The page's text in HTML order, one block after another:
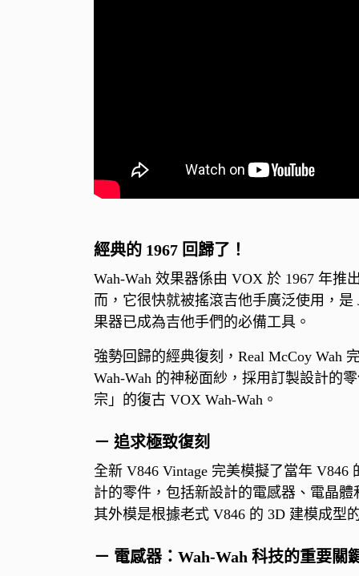
經典的 1967 回歸了！
Wah-Wah 效果器係由 VOX 於 1967 年
而，它很快就被搖滾吉他手廣泛使用，
果器已成為吉他手們的必備工具。
強勢回歸的經典復刻，Real McCoy Wah
Wah-Wah 的神秘面紗，採用訂製設計的
宗」的復古 VOX Wah-Wah。
－ 追求極致復刻
全新 V846 Vintage 完美模擬了當年
計的零件，包括新設計的電感器、電晶
其外模是根據老式 V846 的 3D 建模成型
－ 電感器：Wah-Wah 科技的重要關